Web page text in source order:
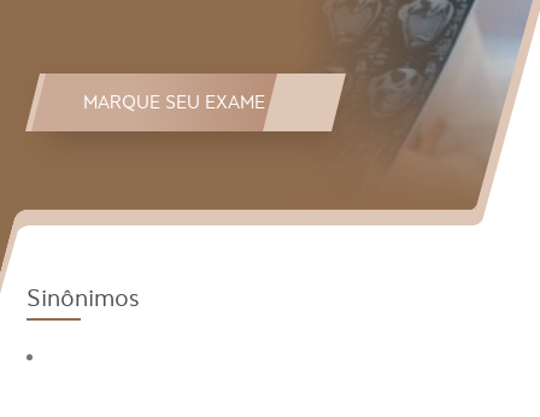
MARQUE SEU EXAME
Sinônimos